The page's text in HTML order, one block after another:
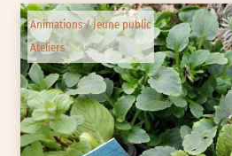
Animations / Jeune public
Ateliers